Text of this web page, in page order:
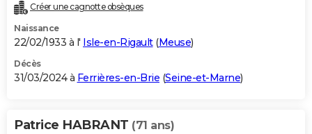
Créer une cagnotte obsèques
Naissance
22/02/1933 à l' Isle-en-Rigault(Meuse)
Décès
31/03/2024 à Ferrières-en-Brie (Seine-et-Marne)
Patrice HABRANT (71 ans)